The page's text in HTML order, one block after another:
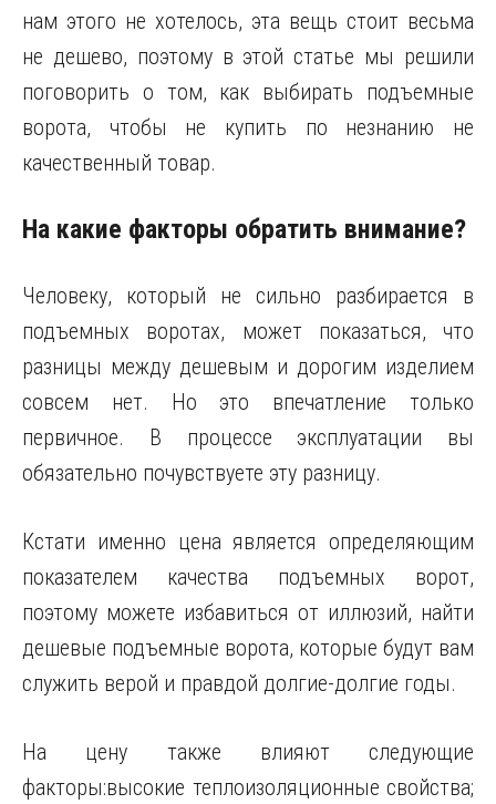
нам этого не хотелось, эта вещь стоит весьма
не дешево, поэтому в этой статье мы решили
поговорить о том, как выбирать подъемные
ворота, чтобы не купить по незнанию не
качественный товар.
На какие факторы обратить внимание?
Человеку, который не сильно разбирается в
подъемных воротах, может показаться, что
разницы между дешевым и дорогим изделием
совсем нет. Но это впечатление только
первичное. В процессе эксплуатации вы
обязательно почувствуете эту разницу.
Кстати именно цена является определяющим
показателем качества подъемных ворот,
поэтому можете избавиться от иллюзий, найти
дешевые подъемные ворота, которые будут вам
служить верой и правдой долгие-долгие годы.
На цену также влияют следующие
факторы:высокие теплоизоляционные свойства;